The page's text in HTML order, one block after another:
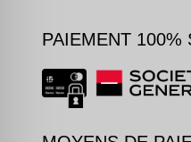
PAIEMENT 100%